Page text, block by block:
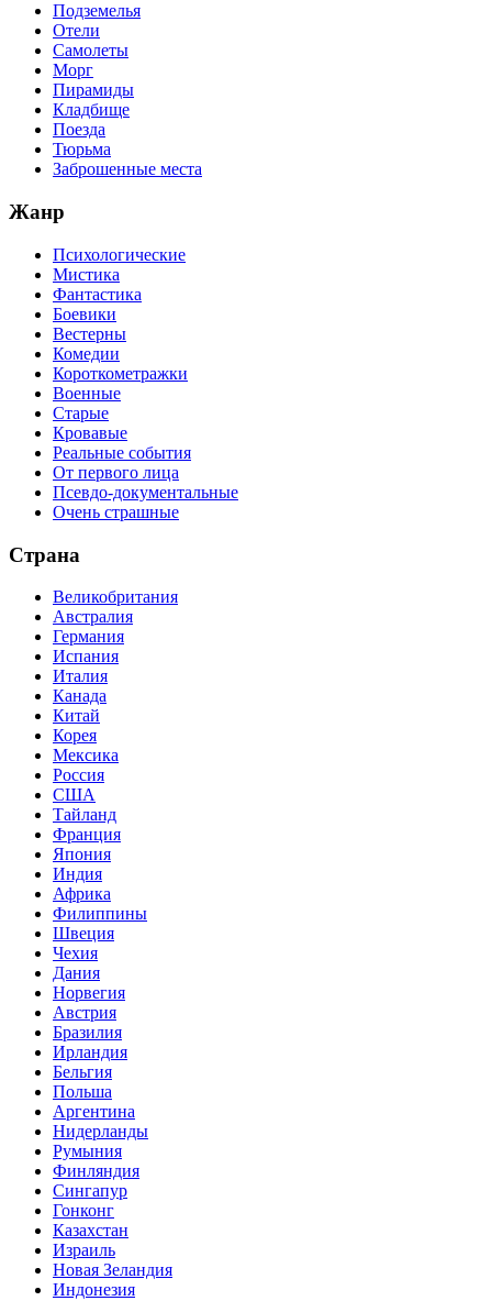
Подземелья
Отели
Самолеты
Морг
Пирамиды
Кладбище
Поезда
Тюрьма
Заброшенные места
Жанр
Психологические
Мистика
Фантастика
Боевики
Вестерны
Комедии
Короткометражки
Военные
Старые
Кровавые
Реальные события
От первого лица
Псевдо-документальные
Очень страшные
Страна
Великобритания
Австралия
Германия
Испания
Италия
Канада
Китай
Корея
Мексика
Россия
США
Тайланд
Франция
Япония
Индия
Африка
Филиппины
Швеция
Чехия
Дания
Норвегия
Австрия
Бразилия
Ирландия
Бельгия
Польша
Аргентина
Нидерланды
Румыния
Финляндия
Сингапур
Гонконг
Казахстан
Израиль
Новая Зеландия
Индонезия